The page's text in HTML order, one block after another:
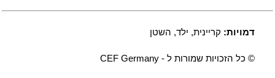
דמויות: קריינית, ילד, השטן
© כל הזכויות שמורות ל - ynamreG FEC